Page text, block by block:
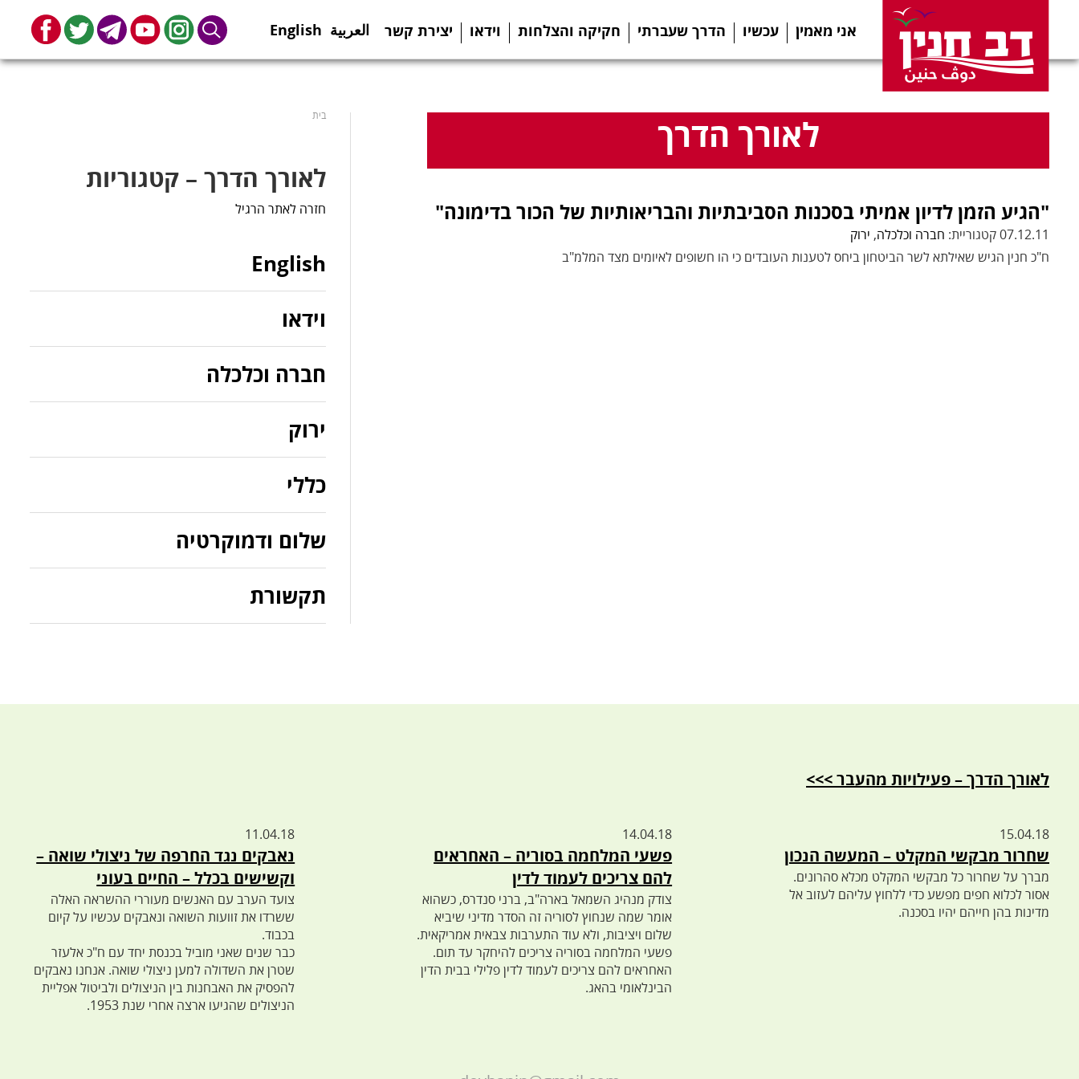
אני מאמין עכשיו הדרך שעברתי חקיקה והצלחות וידאו יצירת קשר العربية English
Search
Instagram
Youtube
Telegram
Twitter
לאורך הדרך
"הגיע הזמן לדיון אמיתי בסכנות הסביבתיות והבריאותיות של הכור בדימונה"
07.12.11 קטגוריית: חברה וכלכלה, ירוק
ח"כ חנין הגיש שאילתא לשר הביטחון ביחס לטענות העובדים כי הו חשופים לאיומים מצד המלמ"ב
בית
לאורך הדרך – קטגוריות
חזרה לאתר הרגיל
English
וידאו
חברה וכלכלה
ירוק
כללי
שלום ודמוקרטיה
תקשורת
לאורך הדרך – פעילויות מהעבר >>>
15.04.18
שחרור מבקשי המקלט – המעשה הנכון
מברך על שחרור כל מבקשי המקלט מכלא סהרונים.
אסור לכלוא חפים מפשע כדי ללחוץ עליהם לעזוב אל
מדינות בהן חייהם יהיו בסכנה.
14.04.18
פשעי המלחמה בסוריה – האחראים
להם צריכים לעמוד לדין
צודק מנהיג השמאל בארה"ב, ברני סנדרס, כשהוא
אומר שמה שנחוץ לסוריה זה הסדר מדיני שיביא
שלום ויציבות, ולא עוד התערבות צבאית אמריקאית.
פשעי המלחמה בסוריה צריכים להיחקר עד תום.
האחראים להם צריכים לעמוד לדין פלילי בבית הדין
הבינלאומי בהאג.
11.04.18
נאבקים נגד החרפה של ניצולי שואה –
וקשישים בכלל – החיים בעוני
צועד הערב עם האנשים מעוררי ההשראה האלה
ששרדו את זוועות השואה ונאבקים עכשיו על קיום
בכבוד.
כבר שנים שאני מוביל בכנסת יחד עם ח"כ אלעזר
שטרן את השדולה למען ניצולי שואה. אנחנו נאבקים
להפסיק את האבחנות בין הניצולים ולביטול אפליית
הניצולים שהגיעו ארצה אחרי שנת 1953.